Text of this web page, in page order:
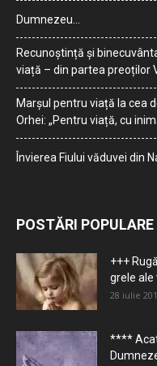
Dumnezeu…
Recunoștință și
viață – din partea preoților
Marșul pentru viață la cea
Orhei: „Pentru viață, cu
Învierea Fiului văduvei din
POSTĂRI POPULARE
+++
grele ale
28 iulie
****